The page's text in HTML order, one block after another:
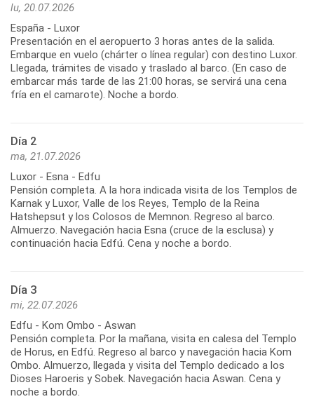
lu, 20.07.2026
España - Luxor
Presentación en el aeropuerto 3 horas antes de la salida.
Embarque en vuelo (chárter o línea regular) con destino Luxor.
Llegada, trámites de visado y traslado al barco. (En caso de
embarcar más tarde de las 21:00 horas, se servirá una cena
fría en el camarote). Noche a bordo.
Día 2
ma, 21.07.2026
Luxor - Esna - Edfu
Pensión completa. A la hora indicada visita de los Templos de
Karnak y Luxor, Valle de los Reyes, Templo de la Reina
Hatshepsut y los Colosos de Memnon. Regreso al barco.
Almuerzo. Navegación hacia Esna (cruce de la esclusa) y
continuación hacia Edfú. Cena y noche a bordo.
Día 3
mi, 22.07.2026
Edfu - Kom Ombo - Aswan
Pensión completa. Por la mañana, visita en calesa del Templo
de Horus, en Edfú. Regreso al barco y navegación hacia Kom
Ombo. Almuerzo, llegada y visita del Templo dedicado a los
Dioses Haroeris y Sobek. Navegación hacia Aswan. Cena y
noche a bordo.